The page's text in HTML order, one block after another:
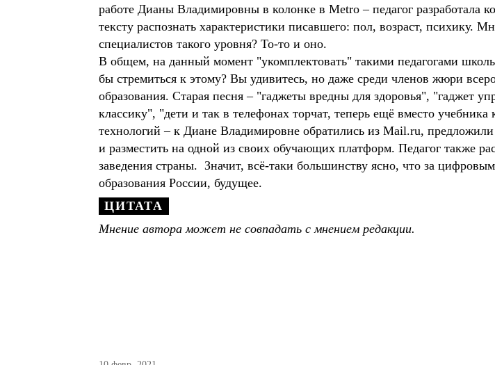
работе Дианы Владимировны в колонке в Metro – педагог
тексту распознать характеристики писавшего: пол, возраст, психику.
специалистов такого уровня? То-то и оно.
В общем, на данный момент "укомплектовать" такими педагогами
бы стремиться к этому? Вы удивитесь, но даже среди членов жюри
образования. Старая песня – "гаджеты вредны для здоровья", "гаджет
классику", "дети и так в телефонах торчат, теперь ещё вместо
технологий – к Диане Владимировне обратились из Mail.ru,
и разместить на одной из своих обучающих платформ. Педагог также
заведения страны. Значит, всё-таки большинству ясно, что за
образования России, будущее.
Мнение автора может не совпадать с мнением редакции.